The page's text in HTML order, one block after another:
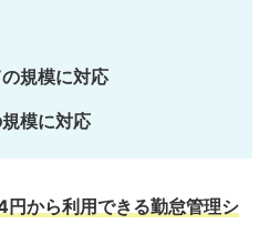
規模に対応
模に対応
から利用できる勤怠管理シ